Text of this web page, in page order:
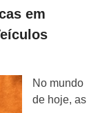
em
No mundo
de hoje, as